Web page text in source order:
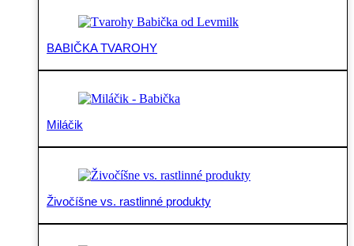
BABIČKA TVAROHY
Miláčik
Živočíšne vs. rastlinné produkty